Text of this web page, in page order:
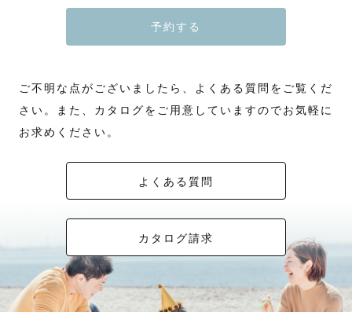
予約する
ご不明な点がございましたら、よくある質問をご覧くだ
さい。また、カタログをご用意していますのでお気軽に
お求めください。
よくある質問
カタログ請求